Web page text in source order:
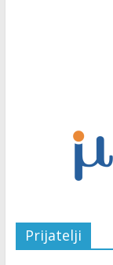
Prijatelji